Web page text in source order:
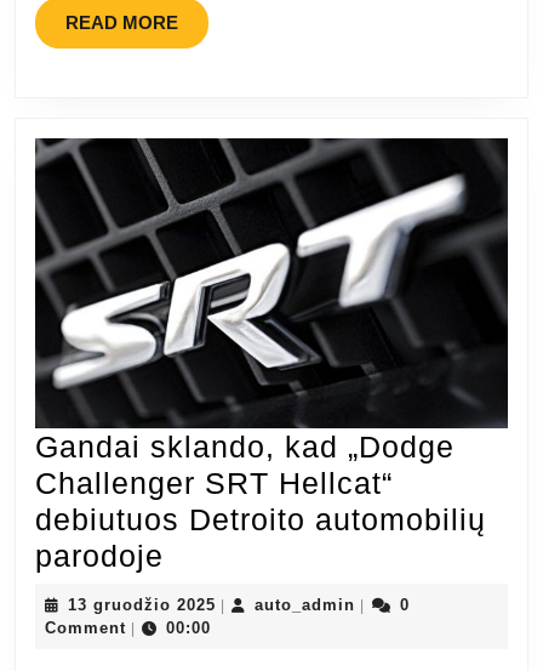
5
d.
READ MOREREAD
MORE
Gandai sklando, kad „Dodge
Challenger SRT Hellcat“
debiutuos Detroito automobilių
parodoje
sklando,
kad
13 gruodžio 2025 13
| auto_admin auto_admin
|
0
Comment | 00:00